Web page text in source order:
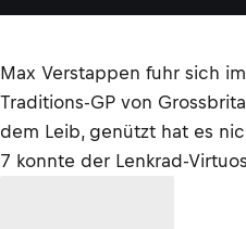
Max Verstappen fuhr sich
Traditions-GP von
dem Leib, genützt hat es
7 konnte der Lenkrad-